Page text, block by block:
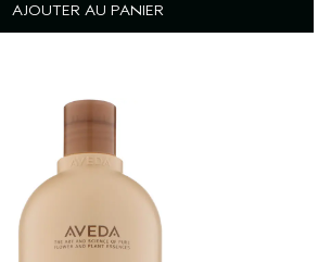
AJOUTER AU PANIER